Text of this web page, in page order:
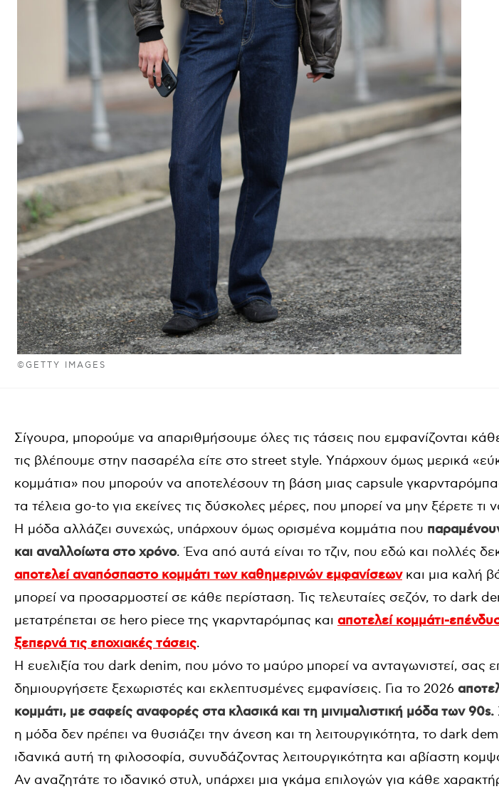
©GETTY IMAGES
Σίγουρα, μπορούμε να απαριθμήσουμε όλες τις τάσεις που εμφανίζονται
τις βλέπουμε στην πασαρέλα είτε στο street style. Yπάρχουν όμως μερικά
κομμάτια» που μπορούν να αποτελέσουν τη βάση μιας capsule γκαρνταρόμπας
τα τέλεια go-to για εκείνες τις δύσκολες μέρες, που μπορεί να μην ξέρετε τι
Η μόδα αλλάζει συνεχώς, υπάρχουν όμως ορισμένα κομμάτια που
και αναλλοίωτα στο χρόνο.Ένα από αυτά είναι το τζιν, που εδώ και πολλές
αποτελεί αναπόσπαστο κομμάτι των καθημερινών εμφανίσεων και μια καλή
μπορεί να προσαρμοστεί σε κάθε περίσταση. Τις τελευταίες σεζόν, το dark
μετατρέπεται σε hero piece της γκαρνταρόμπας και αποτελεί κομμάτι-
ξεπερνά τις εποχιακές τάσεις.
Η ευελιξία του dark denim, που μόνο το μαύρο μπορεί να ανταγωνιστεί, σας
δημιουργήσετε ξεχωριστές και εκλεπτυσμένες εμφανίσεις. Για το 2026
κομμάτι, με σαφείς αναφορές στα κλασικά και τη μινιμαλιστική μόδα των 90s.
η μόδα δεν πρέπει να θυσιάζει την άνεση και τη λειτουργικότητα, το dark
ιδανικά αυτή τη φιλοσοφία, συνυδάζοντας λειτουργικότητα και αβίαστη
Αν αναζητάτε το ιδανικό στυλ, υπάρχει μια γκάμα επιλογών για κάθε